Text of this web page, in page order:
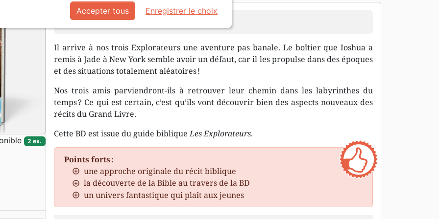
Géant ? Quel géant ?
Il arrive à nos trois Explorateurs une aventure pas banale. Le boîtier que Ioshua a
remis à Jade à New York semble avoir un défaut, car il les propulse dans des époques
et des situations totalement aléatoires !
Nos trois amis parviendront-ils à retrouver leur chemin dans les labyrinthes du
temps ? Ce qui est certain, c’est qu’ils vont découvrir bien des aspects nouveaux des
récits du Grand Livre.
Cette BD est issue du guide bibliqueLes Explorateurs.
Points forts :
une approche originale du récit biblique
la découverte de la Bible au travers de la BD
un univers fantastique qui plaît aux jeunes
2 ex.
Accepter tous Enregistrer le choix